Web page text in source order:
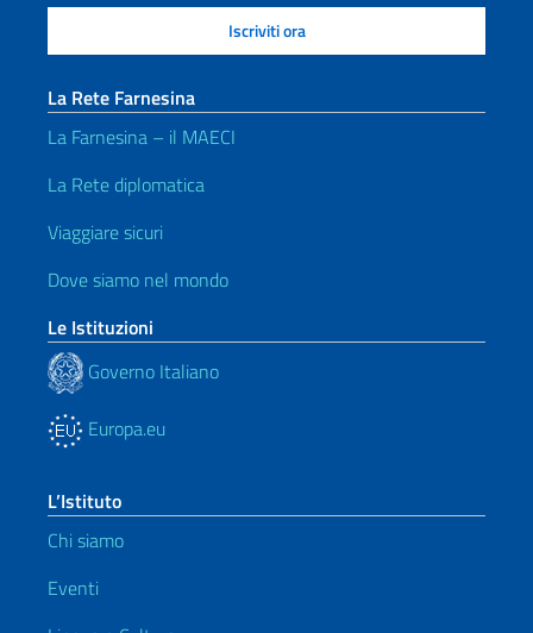
La Rete Farnesina
La Farnesina – il MAECI
La Rete diplomatica
Viaggiare sicuri
Dove siamo nel mondo
Le Istituzioni
Governo Italiano
Europa.eu
L’Istituto
Chi siamo
Eventi